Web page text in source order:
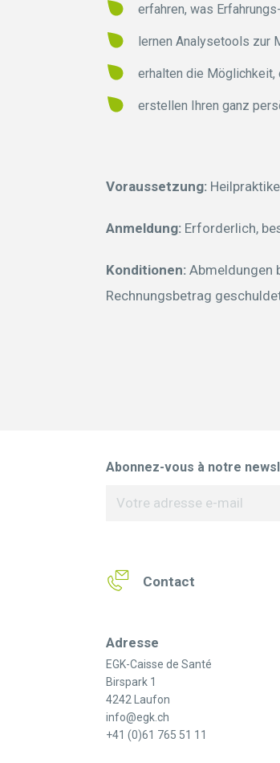
erfahren, was
lernen Analysetools zur
erhalten die Möglichkeit,
erstellen Ihren ganz
Voraussetzung:
Anmeldung: Erforderlich,
Konditionen: Abmeldungen
Rechnungsbetrag
Abonnez-vous à notre
Contact
Adresse
EGK-Caisse de Santé
Birspark 1
4242 Laufon
info@egk.ch
+41 (0)61 765 51 11